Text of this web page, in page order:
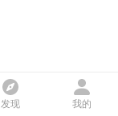
发现 我的